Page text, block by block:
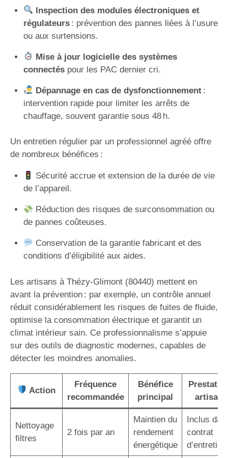
Inspection des modules électroniques et
régulateurs: prévention des pannes liées à l’usure
ou aux surtensions.
Mise à jour logicielle des systèmes
connectéspour les PAC dernier cri.
Dépannage en cas de dysfonctionnement:
intervention rapide pour limiter les arrêts de
chauffage, souvent garantie sous 48 h.
Un entretien régulier par un professionnel agréé offre
de nombreux bénéfices :
Sécurité accrue et extension de la durée de vie
de l’appareil.
Réduction des risques de surconsommation ou
de pannes coûteuses.
Conservation de la garantie fabricant et des
conditions d’éligibilité aux aides.
Les artisans à Thézy-Glimont (80440) mettent en
avant la prévention : par exemple, un contrôle annuel
réduit considérablement les risques de fuites de fluide,
optimise la consommation électrique et garantit un
climat intérieur sain. Ce professionnalisme s’appuie
sur des outils de diagnostic modernes, capables de
détecter les moindres anomalies.
Action
Fréquence
recommandée
Bénéfice
principal
artisan
Nettoyage
filtres
2 fois par an
Maintien du
rendement
énergétique
Inclus
contrat
d’entretien